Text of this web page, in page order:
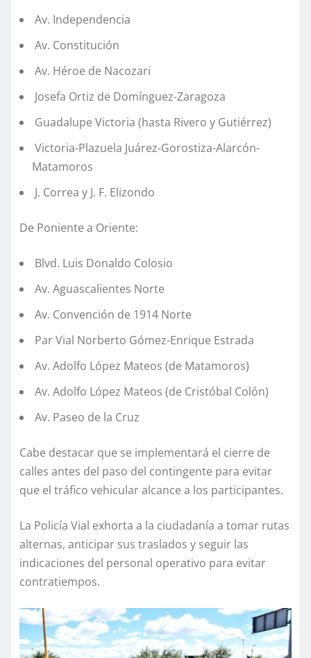
⁠ ⁠Av. Independencia
⁠ ⁠Av. Constitución
⁠ ⁠Av. Héroe de Nacozari
⁠ ⁠Josefa Ortiz de Domínguez-Zaragoza
⁠ ⁠Guadalupe Victoria (hasta Rivero y Gutiérrez)
⁠ ⁠Victoria-Plazuela Juárez-Gorostiza-Alarcón-
Matamoros
⁠ ⁠J. Correa y J. F. Elizondo
De Poniente a Oriente:
⁠ ⁠Blvd. Luis Donaldo Colosio
⁠ ⁠Av. Aguascalientes Norte
⁠ ⁠Av. Convención de 1914 Norte
⁠ ⁠Par Vial Norberto Gómez-Enrique Estrada
⁠ ⁠Av. Adolfo López Mateos (de Matamoros)
⁠ ⁠Av. Adolfo López Mateos (de Cristóbal Colón)
⁠ ⁠Av. Paseo de la Cruz
Cabe destacar que se implementará el cierre de
calles antes del paso del contingente para evitar
que el tráfico vehicular alcance a los participantes.
La Policía Vial exhorta a la ciudadanía a tomar rutas
alternas, anticipar sus traslados y seguir las
indicaciones del personal operativo para evitar
contratiempos.